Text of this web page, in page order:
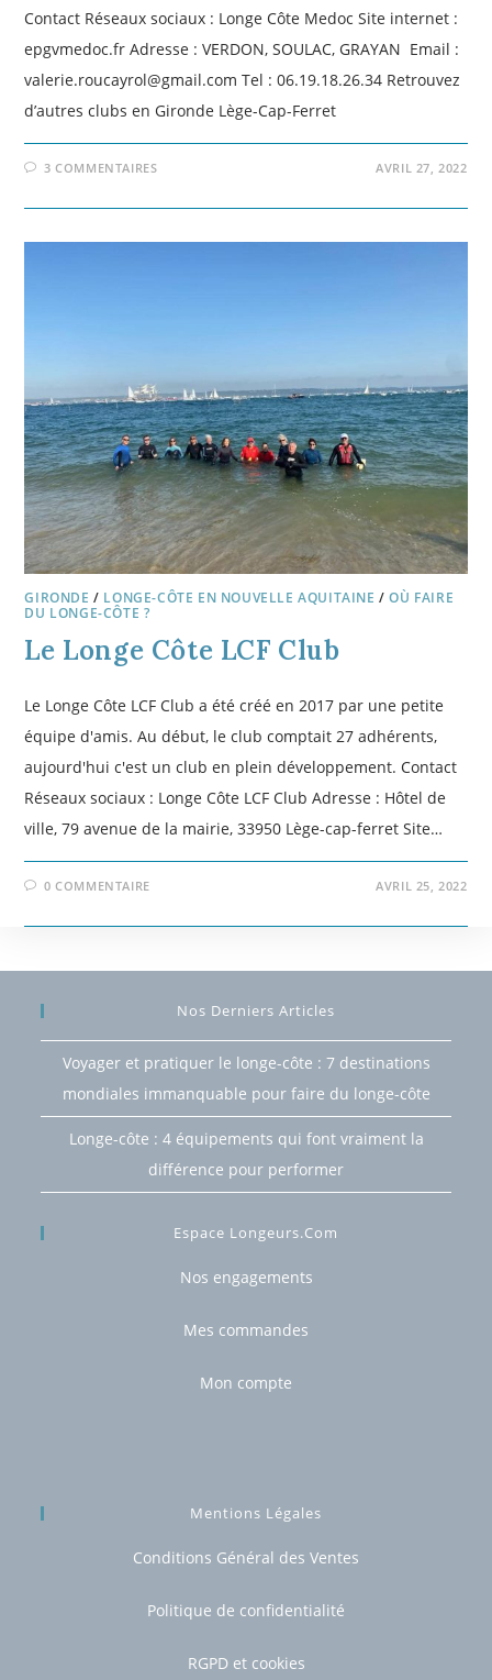
Contact Réseaux sociaux : Longe Côte Medoc Site internet :
epgvmedoc.fr Adresse : VERDON, SOULAC, GRAYAN Email :
valerie.roucayrol@gmail.com Tel : 06.19.18.26.34 Retrouvez
d’autres clubs en Gironde Lège-Cap-Ferret
3 COMMENTAIRES AVRIL 27, 2022
GIRONDE / LONGE-CÔTE EN NOUVELLE AQUITAINE /OÙ FAIRE
DU LONGE-CÔTE ?
Le Longe Côte LCF Club
Le Longe Côte LCF Club a été créé en 2017 par une petite
équipe d'amis. Au début, le club comptait 27 adhérents,
aujourd'hui c'est un club en plein développement. Contact
Réseaux sociaux : Longe Côte LCF Club Adresse : Hôtel de
ville, 79 avenue de la mairie, 33950 Lège-cap-ferret Site…
0 COMMENTAIRE AVRIL 25, 2022
Nos Derniers Articles
Voyager et pratiquer le longe-côte : 7 destinations
mondiales immanquable pour faire du longe-côte
Longe-côte : 4 équipements qui font vraiment la
différence pour performer
Espace Longeurs.com
Nos engagements
Mes commandes
Mon compte
Mentions Légales
Conditions Général des Ventes
Politique de confidentialité
RGPD et cookies